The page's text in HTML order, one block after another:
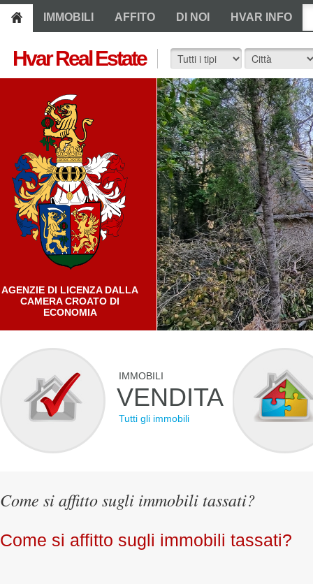
IMMOBILI AFFITO DI NOI HVAR INFO
Hvar Real Estate
AGENZIE DI LICENZA DALLA
CAMERA CROATO DI
ECONOMIA
IMMOBILI
VENDITA
Tutti gli immobili
Come si affitto sugli immobili tassati?
Come si affitto sugli immobili tassati?